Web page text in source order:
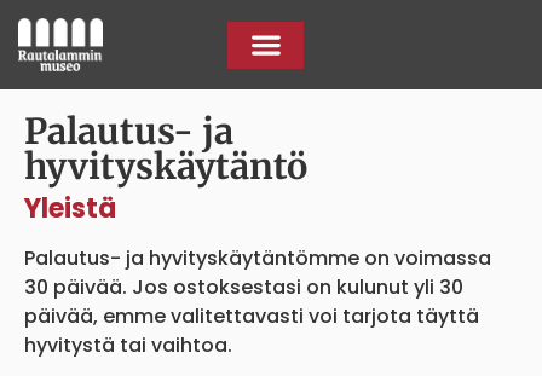
Palautus- ja
hyvityskäytäntö
Yleistä
Palautus- ja hyvityskäytäntömme on voimassa
30 päivää. Jos ostoksestasi on kulunut yli 30
päivää, emme valitettavasti voi tarjota täyttä
hyvitystä tai vaihtoa.